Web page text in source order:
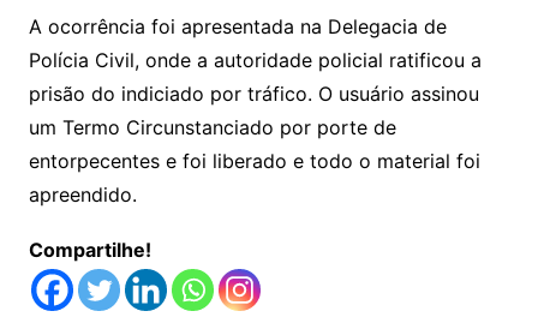
A ocorrência foi apresentada na Delegacia de
Polícia Civil, onde a autoridade policial ratificou a
prisão do indiciado por tráfico. O usuário assinou
um Termo Circunstanciado por porte de
entorpecentes e foi liberado e todo o material foi
apreendido.
Compartilhe!